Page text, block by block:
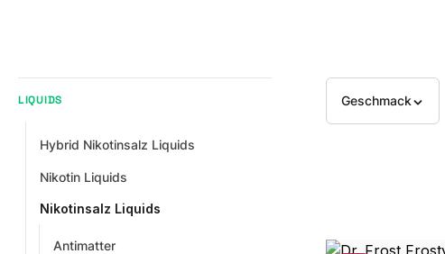
LIQUIDS
Hybrid Nikotinsalz Liquids
Nikotin Liquids
Nikotinsalz Liquids
Antimatter
Geschmack